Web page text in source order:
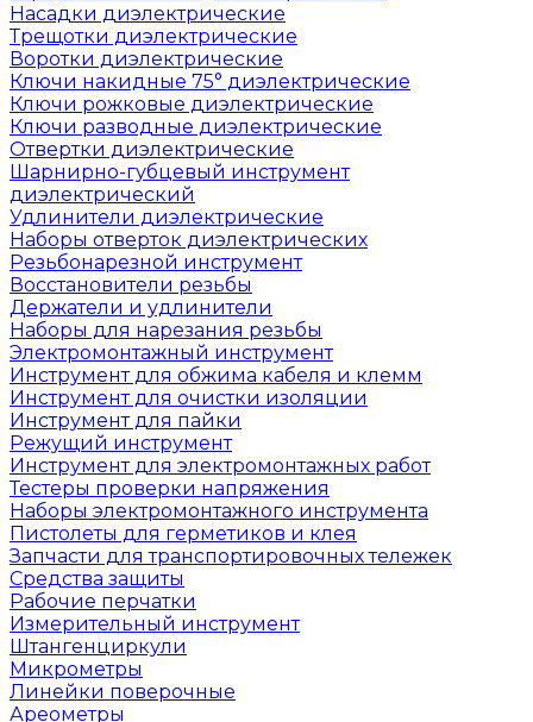
Насадки диэлектрические
Трещотки диэлектрические
Воротки диэлектрические
Ключи накидные 75° диэлектрические
Ключи рожковые диэлектрические
Ключи разводные диэлектрические
Отвертки диэлектрические
Шарнирно-губцевый инструмент
диэлектрический
Удлинители диэлектрические
Наборы отверток диэлектрических
Резьбонарезной инструмент
Восстановители резьбы
Держатели и удлинители
Наборы для нарезания резьбы
Электромонтажный инструмент
Инструмент для обжима кабеля и клемм
Инструмент для очистки изоляции
Инструмент для пайки
Режущий инструмент
Инструмент для электромонтажных работ
Тестеры проверки напряжения
Наборы электромонтажного инструмента
Пистолеты для герметиков и клея
Запчасти для транспортировочных тележек
Средства защиты
Рабочие перчатки
Измерительный инструмент
Штангенциркули
Микрометры
Линейки поверочные
Ареометры